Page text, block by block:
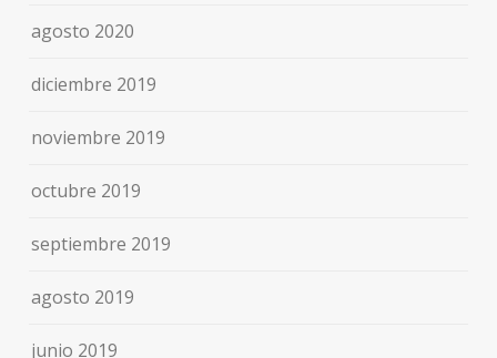
agosto 2020
diciembre 2019
noviembre 2019
octubre 2019
septiembre 2019
agosto 2019
junio 2019